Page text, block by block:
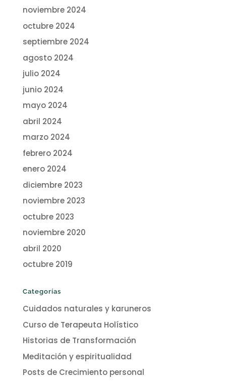
noviembre 2024
octubre 2024
septiembre 2024
agosto 2024
julio 2024
junio 2024
mayo 2024
abril 2024
marzo 2024
febrero 2024
enero 2024
diciembre 2023
noviembre 2023
octubre 2023
noviembre 2020
abril 2020
octubre 2019
Categorías
Cuidados naturales y karuneros
Curso de Terapeuta Holístico
Historias de Transformación
Meditación y espiritualidad
Posts de Crecimiento personal